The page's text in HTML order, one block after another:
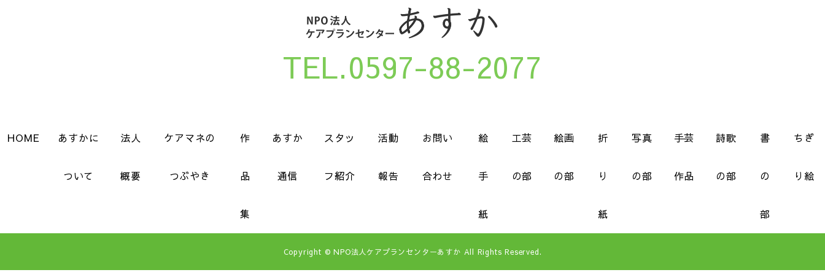
TEL.0597-88-2077
HOME あすかに
ついて
法人
概要
ケアマネの
つぶやき
作
品
集
あすか
通信
スタッ
フ紹介
活動
報告
お問い
合わせ
絵
手
紙
工芸
の部
絵画
の部
折
り
紙
写真
の部
手芸
作品
詩歌
の部
書
の
部
ちぎ
り絵
Copyright © NPO法人ケアプランセンターあすか All Rights Reserved.